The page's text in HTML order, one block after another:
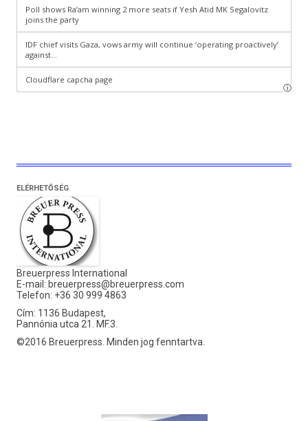
ELÉRHETŐSÉG
Breuerpress International
E-mail: breuerpress@breuerpress.com
Telefon: +36 30 999 4863
Cím: 1136 Budapest,
Pannónia utca 21. MF.3.
©2016 Breuerpress. Minden jog fenntartva.